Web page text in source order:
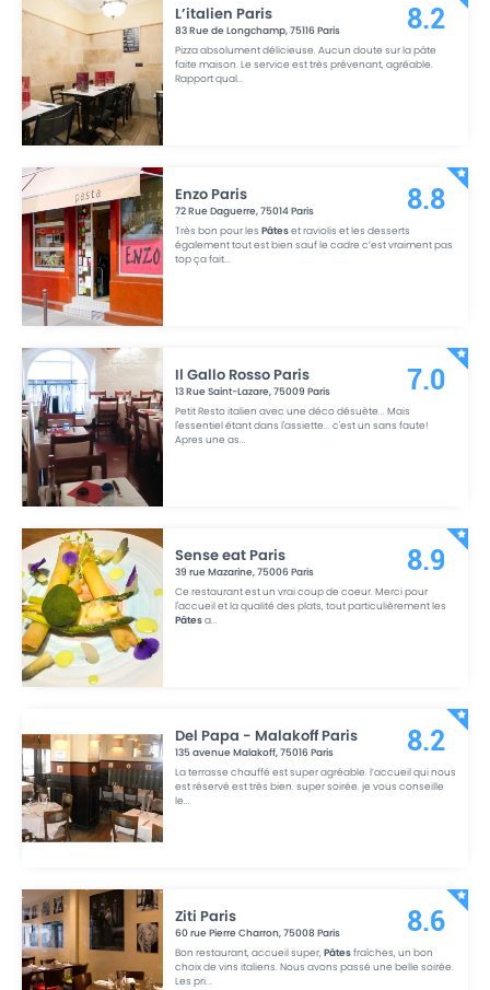
L’italien Paris
83 Rue de Longchamp,75116Paris
Pizza absolument délicieuse. Aucun doute sur la pâte
faite maison. Le service est très prévenant, agréable.
Rapport qual...
8.2
Enzo Paris
72 Rue Daguerre,75014Paris
Très bon pour lesPâteset raviolis et les desserts
également tout est bien sauf le cadre c’est vraiment pas
top ça fait...
8.8
Il Gallo Rosso Paris
13 Rue Saint-Lazare,75009 Paris
Petit Resto italien avec une déco désuète... Mais
l'essentiel étant dans l'assiette... c'est un sans faute!
Apres une as...
7.0
Sense eat Paris
39 rue Mazarine,75006Paris
Ce restaurant est un vrai coup de coeur. Merci pour
l'accueil et la qualité des plats, tout particulièrement les
Pâtesa...
8.9
Del Papa - Malakoff Paris
135 avenue Malakoff,75016Paris
La terrasse chauffé est super agréable. l’accueil qui nous
est réservé est très bien. super soirée. je vous conseille
le...
8.2
Ziti Paris
60 rue Pierre Charron,75008 Paris
Bon restaurant, accueil super,Pâtesfraîches, un bon
choix de vins italiens. Nous avons passé une belle soirée.
Les pri...
8.6